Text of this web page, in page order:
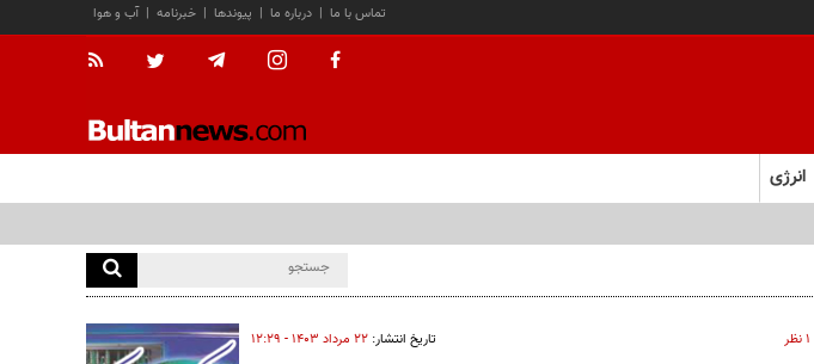
آب و هوا | خبرنامه | پیوندها | درباره ما | تماس با ما
انرژی
۱ نظر تاریخ انتشار: ۲۲ مرداد ۱۴۰۳ - ۱۲:۲۹